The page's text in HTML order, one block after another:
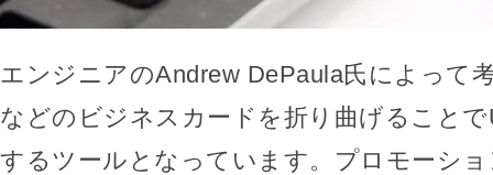
エンジニアのAndrew DePaula氏によって
などのビジネスカードを折り曲げること
するツールとなっています。プロモーシ